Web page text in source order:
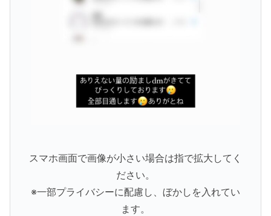
スマホ画面で画像が小さい場合は指で拡大してく
ださい。
※一部プライバシーに配慮し、ぼかしを入れてい
ます。